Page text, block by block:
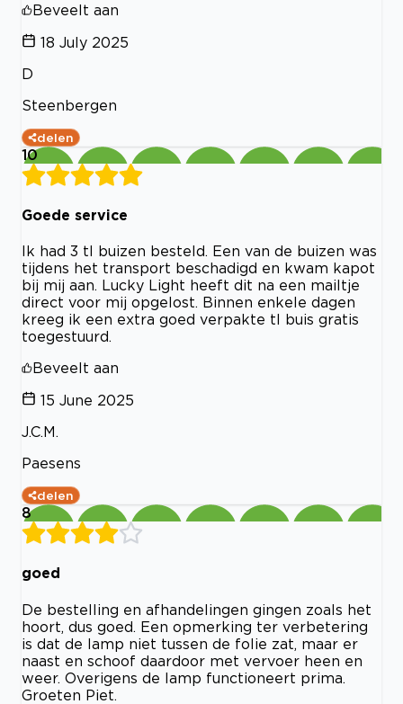
Beveelt aan
18 July 2025
D
Steenbergen
delen
10
Goede service
Ik had 3 tl buizen besteld. Een van de buizen was
tijdens het transport beschadigd en kwam kapot
bij mij aan. Lucky Light heeft dit na een mailtje
direct voor mij opgelost. Binnen enkele dagen
kreeg ik een extra goed verpakte tl buis gratis
toegestuurd.
Beveelt aan
15 June 2025
J.C.M.
Paesens
delen
8
goed
De bestelling en afhandelingen gingen zoals het
hoort, dus goed. Een opmerking ter verbetering
is dat de lamp niet tussen de folie zat, maar er
naast en schoof daardoor met vervoer heen en
weer. Overigens de lamp functioneert prima.
Groeten Piet.